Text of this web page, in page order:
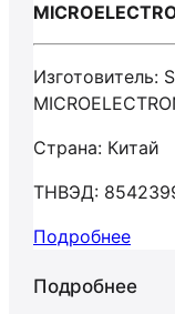
Изготовитель:
Страна: Китай
ТНВЭД:
Подробнее
Подробнее